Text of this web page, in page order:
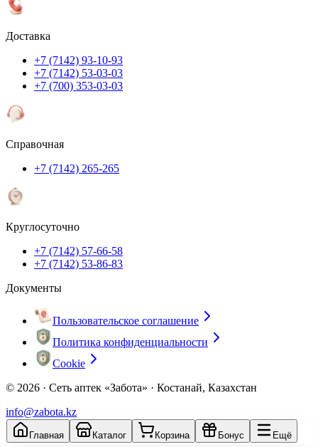
Доставка
+7 (7142) 93-10-93
+7 (7142) 53-03-03
+7 (700) 353-03-03
Справочная
+7 (7142) 265-265
Круглосуточно
+7 (7142) 57-66-58
+7 (7142) 53-86-83
Документы
Пользовательское соглашение
Политика конфиденциальности
Cookie
© 2026 · Сеть аптек «Забота» · Костанай, Казахстан
info@zabota.kz
Главная Каталог Корзина Бонус Ещё